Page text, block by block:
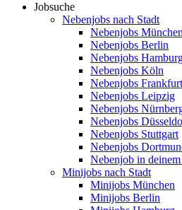
Jobsuche
Nebenjobs nach Stadt
Nebenjobs München
Nebenjobs Berlin
Nebenjobs
Nebenjobs Köln
Nebenjobs Frankfurt
Nebenjobs Leipzig
Nebenjobs
Nebenjobs
Nebenjobs Stuttgart
Nebenjobs
Nebenjob in
Minijobs nach Stadt
Minijobs München
Minijobs Berlin